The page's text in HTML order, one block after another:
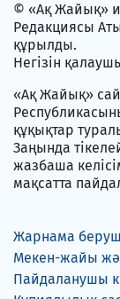
© «Ақ Жайық»
Редакциясы
құрылды.
Негізін
«Ақ Жайық»
құқықтар
Заңында
жазбаша
мақсатта
Жарнама
Мекен-жайы
Пайдаланушы